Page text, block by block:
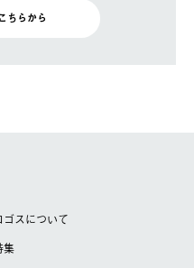
ちらから
ゴスについて
集